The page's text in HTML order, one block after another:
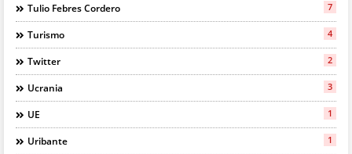
Tulio Febres Cordero 7
Turismo 4
Twitter 2
Ucrania 3
UE 1
Uribante 1